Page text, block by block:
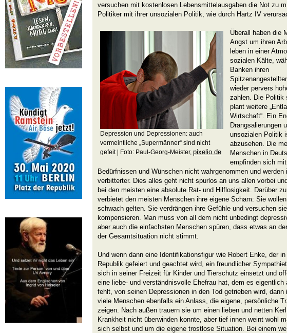
versuchen mit kostenlosen Lebensmittelausgaben die Not zu
Politiker mit ihrer unsozialen Politik, wie durch Hartz IV
Depression und Depressionen: auch
vermeintliche „Supermänner“ sind nicht
gefeit | Foto: Paul-Georg-Meister, pixelio.de
Überall haben die
Angst um ihren
leben in einer
sozialen Kälte,
Banken ihren
wieder pervers
zahlen. Die Politik
plant weitere
Wirtschaft“. Ein
Drangsalierungen
unsozialen Politik
abzusehen. Die
Menschen in
empfinden sich
Bedürfnissen und Wünschen nicht wahrgenommen und werden
verbitterter. Dies alles geht nicht spurlos an uns allen vorbei
bei den meisten eine absolute Rat- und Hilflosigkeit. Darüber
verbietet den meisten Menschen ihre eigene Scham: Sie
schwach gelten. Sie verdrängen ihre Gefühle und versuchen
kompensieren. Man muss von all dem nicht unbe­dingt
aber auch die einfachsten Menschen spüren, dass etwas an
der Gesamtsituation nicht stimmt.
Und wenn dann eine Identifikationsfigur wie Robert Enke, der
Republik gefeiert und geachtet wird, ein freundlicher
sich in seiner Freizeit für Kinder und Tierschutz einsetzt und
eine liebe- und verständnis­volle Ehefrau hat, dem es eigentlich
fehlt, von seinen Depressionen in den Tod getrieben wird, dann
viele Menschen ebenfalls ein Anlass, die eigene, persönliche
zeigen. Nach außen trauern sie um einen lieben und netten
Krankheit nicht überwinden konnte, aber tief innen weint wohl
sich selbst und um die eigene trostlose Situation. Bei einem